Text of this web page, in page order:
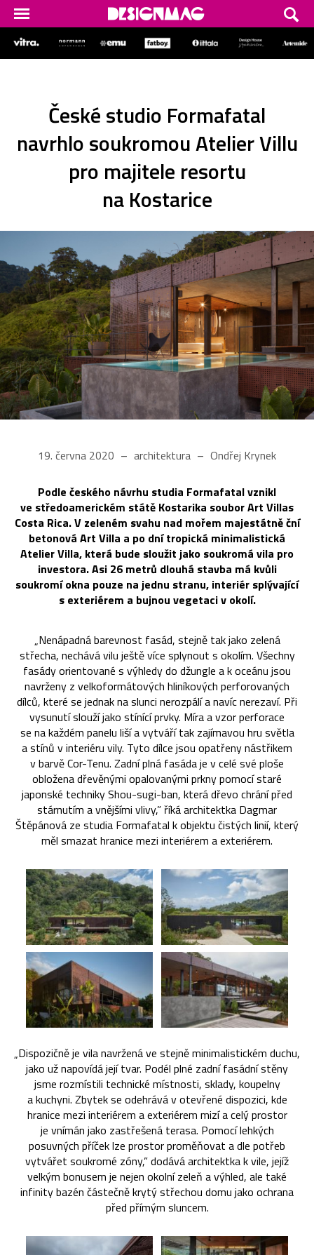
České studio Formafatal
navrhlo soukromou Atelier Villu
pro majitele resortu
na Kostarice
19. června 2020 architektura Ondřej Krynek
Podle českého návrhu studia Formafatal vznikl
ve středoamerickém státě Kostarika soubor Art Villas
Costa Rica. V zeleném svahu nad mořem majestátně ční
betonová Art Villa a po dní tropická minimalistická
Atelier Villa, která bude sloužit jako soukromá vila pro
investora. Asi 26 metrů dlouhá stavba má kvůli
soukromí okna pouze na jednu stranu, interiér splývající
s exteriérem a bujnou vegetaci v okolí.
„Nenápadná barevnost fasád, stejně tak jako zelená
střecha, nechává vilu ještě více splynout s okolím. Všechny
fasády orientované s výhledy do džungle a k oceánu jsou
navrženy z velkoformátových hliníkových perforovaných
dílců, které se jednak na slunci nerozpálí a navíc nerezaví. Při
vysunutí slouží jako stínící prvky. Míra a vzor perforace
se na každém panelu liší a vytváří tak zajímavou hru světla
a stínů v interiéru vily. Tyto dílce jsou opatřeny nástřikem
v barvě Cor-Tenu. Zadní plná fasáda je v celé své ploše
obložena dřevěnými opalovanými prkny pomocí staré
japonské techniky Shou-sugi-ban, která dřevo chrání před
stárnutím a vnějšími vlivy,” říká architektka Dagmar
Štěpánová ze studia Formafatal k objektu čistých linií, který
měl smazat hranice mezi interiérem a exteriérem.
„Dispozičně je vila navržená ve stejně minimalistickém duchu,
jako už napovídá její tvar. Podél plné zadní fasádní stěny
jsme rozmístili technické místnosti, sklady, koupelny
a kuchyni. Zbytek se odehrává v otevřené dispozici, kde
hranice mezi interiérem a exteriérem mizí a celý prostor
je vnímán jako zastřešená terasa. Pomocí lehkých
posuvných příček lze prostor proměňovat a dle potřeb
vytvářet soukromé zóny,” dodává architektka k vile, jejíž
velkým bonusem je nejen okolní zeleň a výhled, ale také
infinity bazén částečně krytý střechou domu jako ochrana
před přímým sluncem.